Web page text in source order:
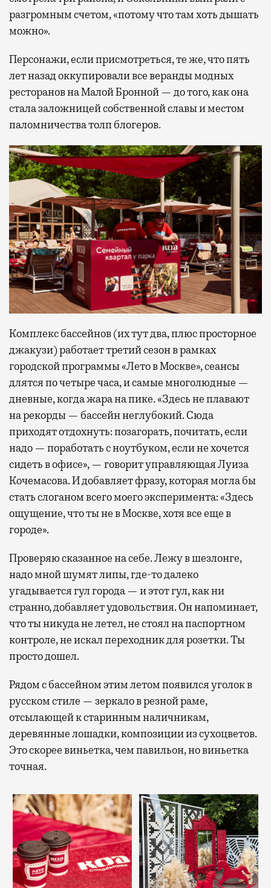
разгромным счетом, «потому что там хоть дышать
можно».
Персонажи, если присмотреться, те же, что пять
лет назад оккупировали все веранды модных
ресторанов на Малой Бронной — до того, как она
стала заложницей собственной славы и местом
паломничества толп блогеров.
Комплекс бассейнов (их тут два, плюс просторное
джакузи) работает третий сезон в рамках
городской программы «Лето в Москве», сеансы
длятся по четыре часа, и самые многолюдные —
дневные, когда жара на пике. «Здесь не плавают
на рекорды — бассейн неглубокий. Сюда
приходят отдохнуть: позагорать, почитать, если
надо — поработать с ноутбуком, если не хочется
сидеть в офисе», — говорит управляющая Луиза
Кочемасова. И добавляет фразу, которая могла бы
стать слоганом всего моего эксперимента: «Здесь
ощущение, что ты не в Москве, хотя все еще в
городе».
Проверяю сказанное на себе. Лежу в шезлонге,
надо мной шумят липы, где-то далеко
угадывается гул города — и этот гул, как ни
странно, добавляет удовольствия. Он напоминает,
что ты никуда не летел, не стоял на паспортном
контроле, не искал переходник для розетки. Ты
просто дошел.
Рядом с бассейном этим летом появился уголок в
русском стиле — зеркало в резной раме,
отсылающей к старинным наличникам,
деревянные лошадки, композиции из сухоцветов.
Это скорее виньетка, чем павильон, но виньетка
точная.